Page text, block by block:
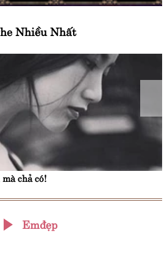
Nhiều Nhất
chả có!
Emđẹp